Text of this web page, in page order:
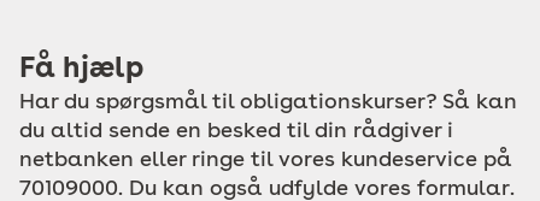
Få hjælp
Har du spørgsmål til obligationskurser? Så kan
du altid sende en besked til din rådgiver i
netbanken eller ringe til vores kundeservice på
70109000. Du kan også udfylde vores formular.